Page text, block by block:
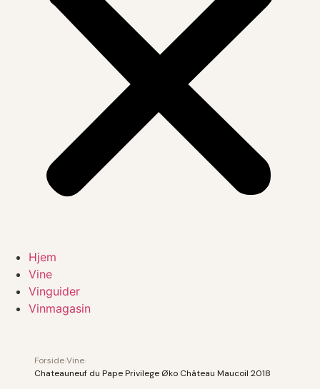
Hjem
Vine
Vinguider
Vinmagasin
ForsideVine
Chateauneuf du Pape Privilege Øko Château Maucoil 2018